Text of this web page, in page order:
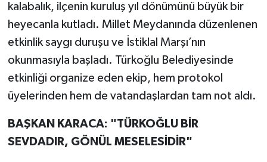
kalabalık, ilçenin kuruluş yıl dönümünü büyük bir
heyecanla kutladı. Millet Meydanında düzenlenen
etkinlik saygı duruşu ve İstiklal Marşı’nın
okunmasıyla başladı. Türkoğlu Belediyesinde
etkinliği organize eden ekip, hem protokol
üyelerinden hem de vatandaşlardan tam not aldı.
BAŞKAN KARACA: "TÜRKOĞLU BİR
SEVDADIR, GÖNÜL MESELESİDİR"